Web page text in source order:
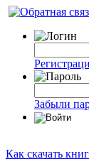
Забыли
Как скачать